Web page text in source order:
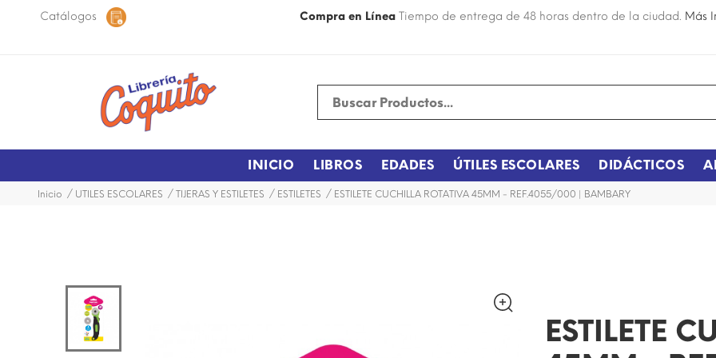
Catálogos
48 horas dentro de la ciudad. Compra en Línea Tiempo de entrega de 48 horas dentro de la ciudad. Más
INICIO LIBROS EDADES ÚTILES ESCOLARES DIDÁCTICOS
Inicio UTILES ESCOLARES TIJERAS Y ESTILETES ESTILETES ESTILETE CUCHILLA ROTATIVA 45MM - REF.4055/000 | BAMBARY
ESTILETE